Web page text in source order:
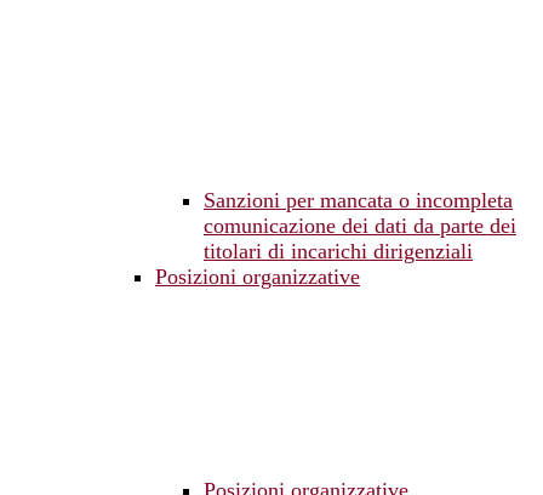
Sanzioni per mancata o incompleta
comunicazione dei dati da parte dei
titolari di incarichi dirigenziali
Posizioni organizzative
Posizioni organizzative